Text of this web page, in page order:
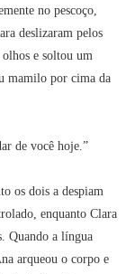
no pescoço,
deslizaram pelos
olhos e soltou um
mamilo por cima da
de você hoje.”
os dois a despiam
enquanto Clara
Quando a língua
arqueou o corpo e